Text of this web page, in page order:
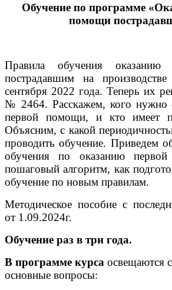
Обучение по программе
помощи
Правила обучения
пострадавшим на
сентября 2022 года. Теперь их
№ 2464. Расскажем, кого нужно
первой помощи, и кто имеет
Объясним, с какой
проводить обучение. Приведем
обучения по оказанию
пошаговый алгоритм, как
обучение по новым правилам.
Методическое пособие с
от 1.09.2024г.
Обучение раз в три года.
В программе курса освещаются
основные вопросы: